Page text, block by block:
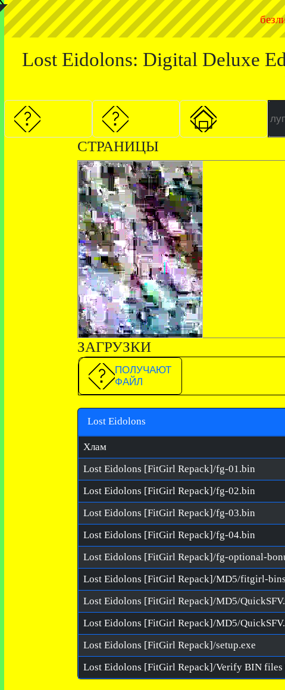
Lost Eidolons: Digital Deluxe
◤
СТРАНИЦЫ
ЗАГРУЗКИ
ПОЛУЧАЮТ
ФАЙЛ
Lost Eidolons
Хлам
Lost Eidolons [FitGirl Repack]/fg-01.bin
Lost Eidolons [FitGirl Repack]/fg-02.bin
Lost Eidolons [FitGirl Repack]/fg-03.bin
Lost Eidolons [FitGirl Repack]/fg-04.bin
Lost Eidolons [FitGirl Repack]/MD5/fitgirl-
Lost Eidolons [FitGirl Repack]/MD5/
Lost Eidolons [FitGirl Repack]/MD5/
Lost Eidolons [FitGirl Repack]/setup.exe